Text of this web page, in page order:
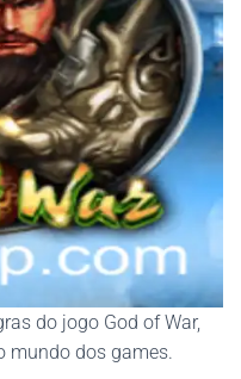
do jogo God of War,
mundo dos games.